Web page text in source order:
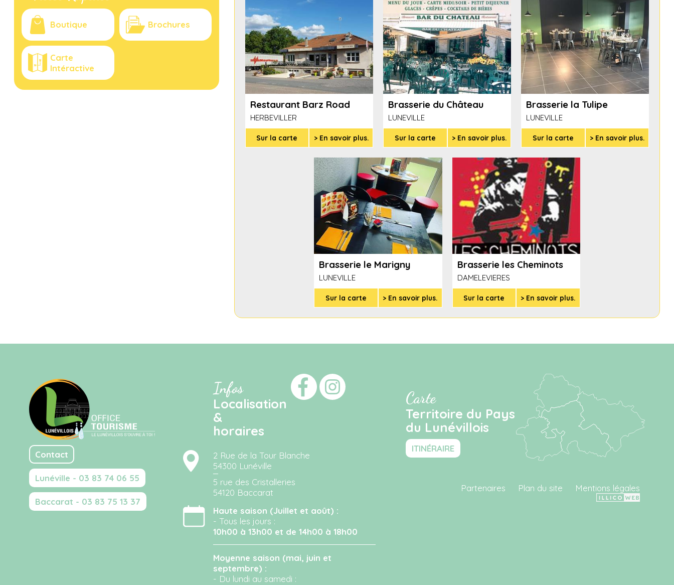
Boutique Brochures
Carte
Intéractive
Restaurant Barz Road
HERBEVILLER
Sur la carte > En savoir plus.
Brasserie du Château
LUNEVILLE
Sur la carte > En savoir plus.
Brasserie la Tulipe
LUNEVILLE
Sur la carte > En savoir plus.
Brasserie le Marigny
LUNEVILLE
Sur la carte > En savoir plus.
Brasserie les Cheminots
DAMELEVIERES
Sur la carte > En savoir plus.
Contact
Lunéville - 03 83 74 06 55
Baccarat - 03 83 75 13 37
Infos
Localisation
&
horaires
2 Rue de la Tour Blanche
54300 Lunéville
5 rue des Cristalleries
54120 Baccarat
Haute saison (Juillet et août) :
- Tous les jours :
10h00 à 13h00 et de 14h00 à 18h00
Moyenne saison (mai, juin et
septembre) :
- Du lundi au samedi :
Carte
Territoire du Pays
du Lunévillois
ITINÉRAIRE
Partenaires Plan du site Mentions légales